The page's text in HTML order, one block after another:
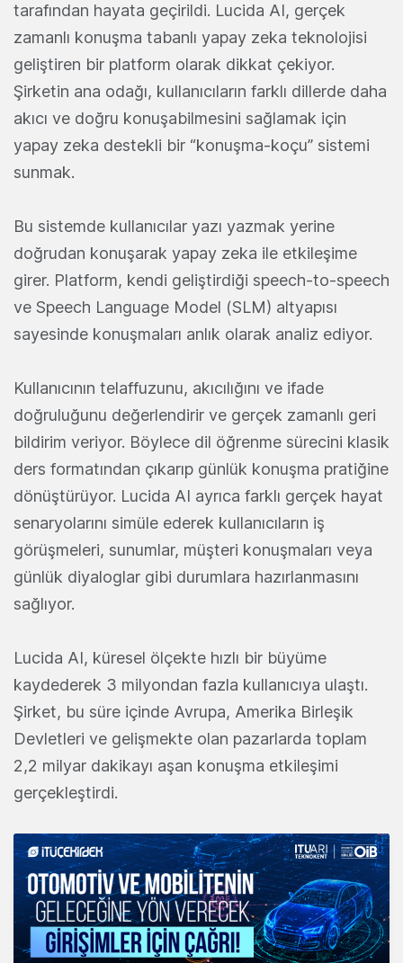
tarafından hayata geçirildi. Lucida AI, gerçek
zamanlı konuşma tabanlı yapay zeka teknolojisi
geliştiren bir platform olarak dikkat çekiyor.
Şirketin ana odağı, kullanıcıların farklı dillerde daha
akıcı ve doğru konuşabilmesini sağlamak için
yapay zeka destekli bir “konuşma-koçu” sistemi
sunmak.
Bu sistemde kullanıcılar yazı yazmak yerine
doğrudan konuşarak yapay zeka ile etkileşime
girer. Platform, kendi geliştirdiği speech-to-speech
ve Speech Language Model (SLM) altyapısı
sayesinde konuşmaları anlık olarak analiz ediyor.
Kullanıcının telaffuzunu, akıcılığını ve ifade
doğruluğunu değerlendirir ve gerçek zamanlı geri
bildirim veriyor. Böylece dil öğrenme sürecini klasik
ders formatından çıkarıp günlük konuşma pratiğine
dönüştürüyor. Lucida AI ayrıca farklı gerçek hayat
senaryolarını simüle ederek kullanıcıların iş
görüşmeleri, sunumlar, müşteri konuşmaları veya
günlük diyaloglar gibi durumlara hazırlanmasını
sağlıyor.
Lucida AI, küresel ölçekte hızlı bir büyüme
kaydederek 3 milyondan fazla kullanıcıya ulaştı.
Şirket, bu süre içinde Avrupa, Amerika Birleşik
Devletleri ve gelişmekte olan pazarlarda toplam
2,2 milyar dakikayı aşan konuşma etkileşimi
gerçekleştirdi.